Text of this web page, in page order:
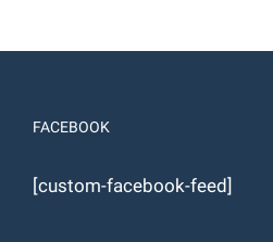
FACEBOOK
[custom-facebook-feed]